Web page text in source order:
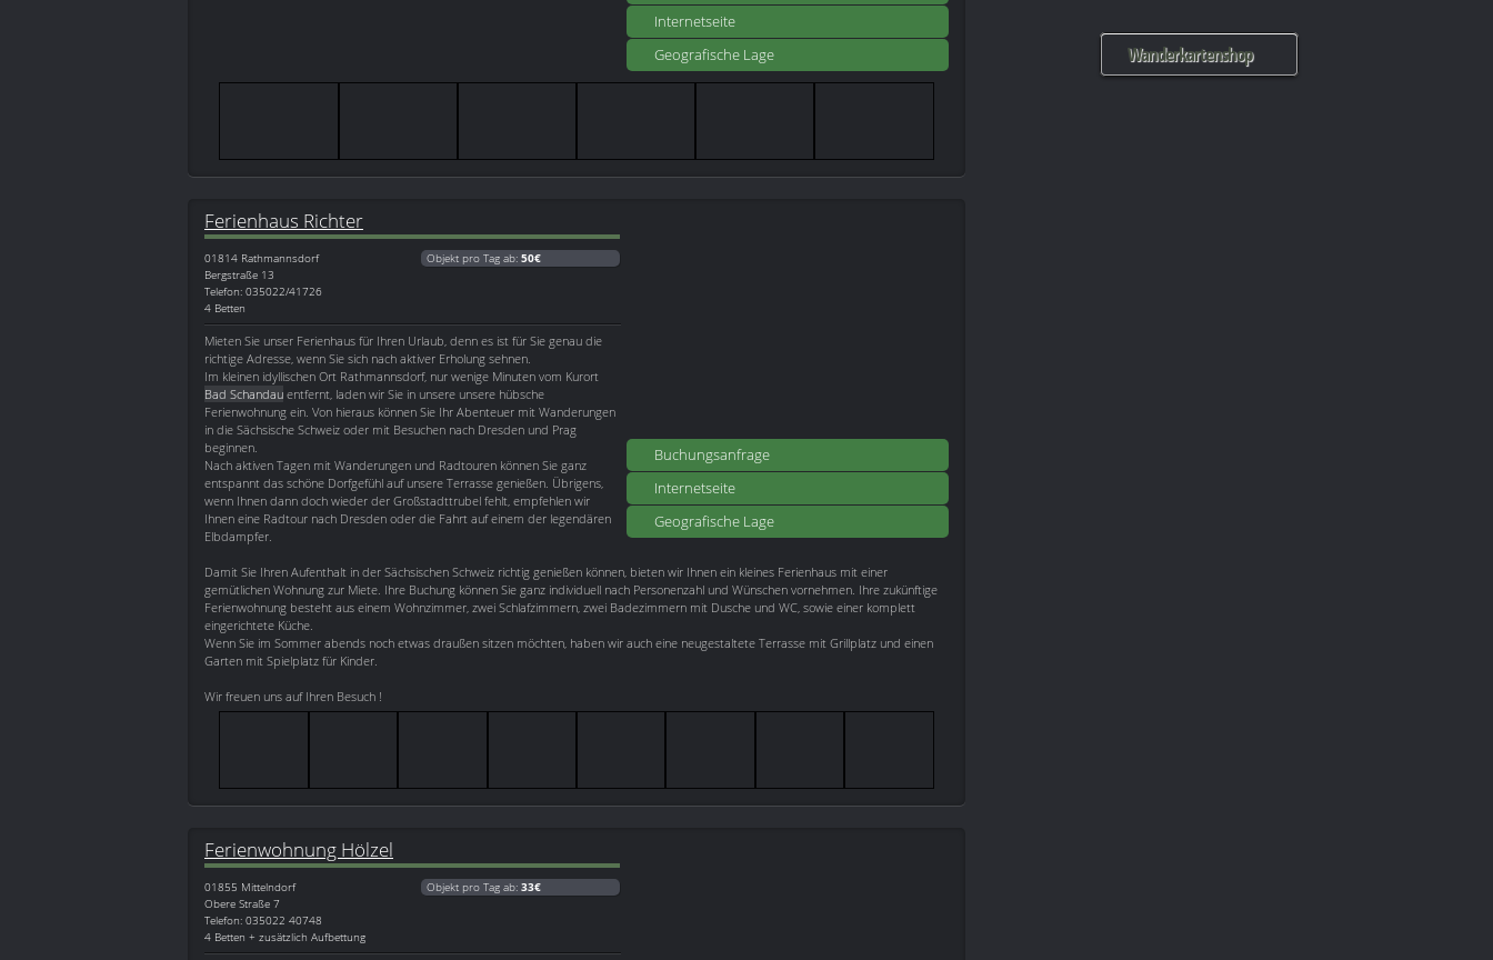
Internetseite
Geografische Lage
Buchungsanfrage
Internetseite
Geografische Lage
Ferienhaus Richter
01814 Rathmannsdorf
Bergstraße 13
Telefon: 035022/41726
4 Betten
Objekt pro Tag ab: 50€
Mieten Sie unser Ferienhaus für Ihren Urlaub, denn es ist für Sie genau die
richtige Adresse, wenn Sie sich nach aktiver Erholung sehnen.
Im kleinen idyllischen Ort Rathmannsdorf, nur wenige Minuten vom Kurort
Bad Schandau entfernt, laden wir Sie in unsere unsere hübsche
Ferienwohnung ein. Von hieraus können Sie Ihr Abenteuer mit Wanderungen
in die Sächsische Schweiz oder mit Besuchen nach Dresden und Prag
beginnen.
Nach aktiven Tagen mit Wanderungen und Radtouren können Sie ganz
entspannt das schöne Dorfgefühl auf unsere Terrasse genießen. Übrigens,
wenn Ihnen dann doch wieder der Großstadttrubel fehlt, empfehlen wir
Ihnen eine Radtour nach Dresden oder die Fahrt auf einem der legendären
Elbdampfer.
Damit Sie Ihren Aufenthalt in der Sächsischen Schweiz richtig genießen können, bieten wir Ihnen ein kleines Ferienhaus mit einer
gemütlichen Wohnung zur Miete. Ihre Buchung können Sie ganz individuell nach Personenzahl und Wünschen vornehmen. Ihre zukünftige
Ferienwohnung besteht aus einem Wohnzimmer, zwei Schlafzimmern, zwei Badezimmern mit Dusche und WC, sowie einer komplett
eingerichtete Küche.
Wenn Sie im Sommer abends noch etwas draußen sitzen möchten, haben wir auch eine neugestaltete Terrasse mit Grillplatz und einen
Garten mit Spielplatz für Kinder.
Wir freuen uns auf Ihren Besuch !
Ferienwohnung Hölzel
01855 Mittelndorf
Obere Straße 7
Telefon: 035022 40748
4 Betten + zusätzlich Aufbettung
Objekt pro Tag ab: 33€
Wanderkartenshop